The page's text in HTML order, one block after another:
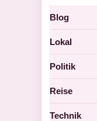
Blog
Lokal
Politik
Reise
Technik